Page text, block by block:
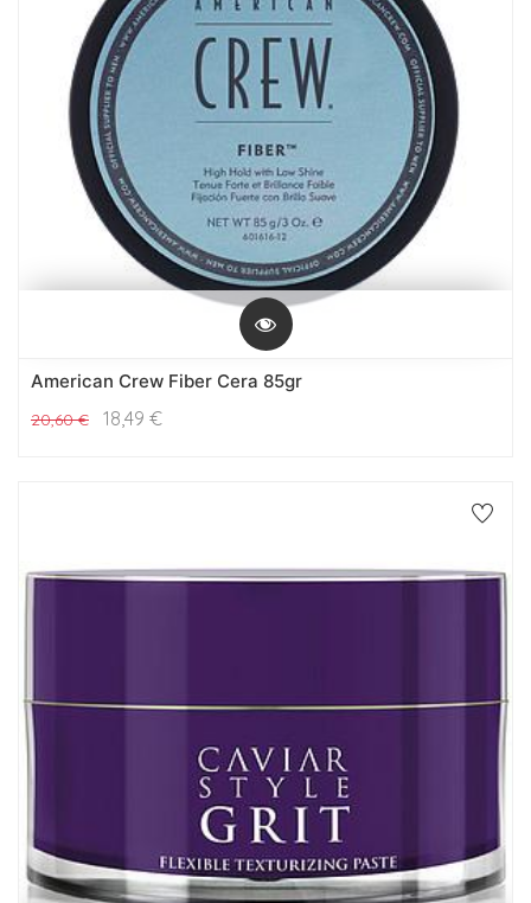
American Crew Fiber Cera 85gr
20,60€ 18,49 €